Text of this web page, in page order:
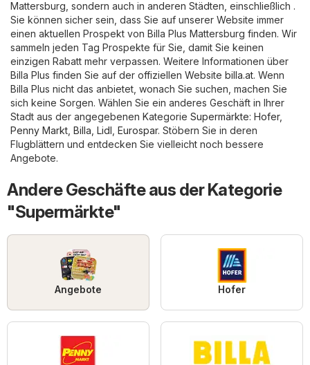
Mattersburg, sondern auch in anderen Städten, einschließlich .
Sie können sicher sein, dass Sie auf unserer Website immer
einen aktuellen Prospekt von Billa Plus Mattersburg finden. Wir
sammeln jeden Tag Prospekte für Sie, damit Sie keinen
einzigen Rabatt mehr verpassen. Weitere Informationen über
Billa Plus finden Sie auf der offiziellen Website billa.at. Wenn
Billa Plus nicht das anbietet, wonach Sie suchen, machen Sie
sich keine Sorgen. Wählen Sie ein anderes Geschäft in Ihrer
Stadt aus der angegebenen Kategorie Supermärkte: Hofer,
Penny Markt, Billa, Lidl , Eurospar. Stöbern Sie in deren
Flugblättern und entdecken Sie vielleicht noch bessere
Angebote.
Andere Geschäfte aus der Kategorie
"Supermärkte"
Angebote Hofer